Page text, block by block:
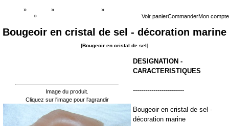
Voir panierCommanderMon compte
» » »
»
Bougeoir en cristal de sel - décoration marine
[Bougeoir en cristal de sel]
Image du produit.
Cliquez sur l'image pour l'agrandir
DESIGNATION -
CARACTERISTIQUES
-------------------------
Bougeoir en cristal de sel -
décoration marine